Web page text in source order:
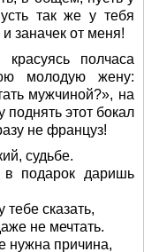
так же у тебя
заначек от меня!
полчаса
молодую жену:
мужчиной?», на
этот бокал
не француз!
судьбе.
в подарок даришь
сказать,
не мечтать.
нужна причина,